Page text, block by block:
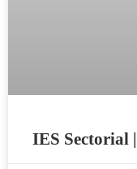
IES Sectorial